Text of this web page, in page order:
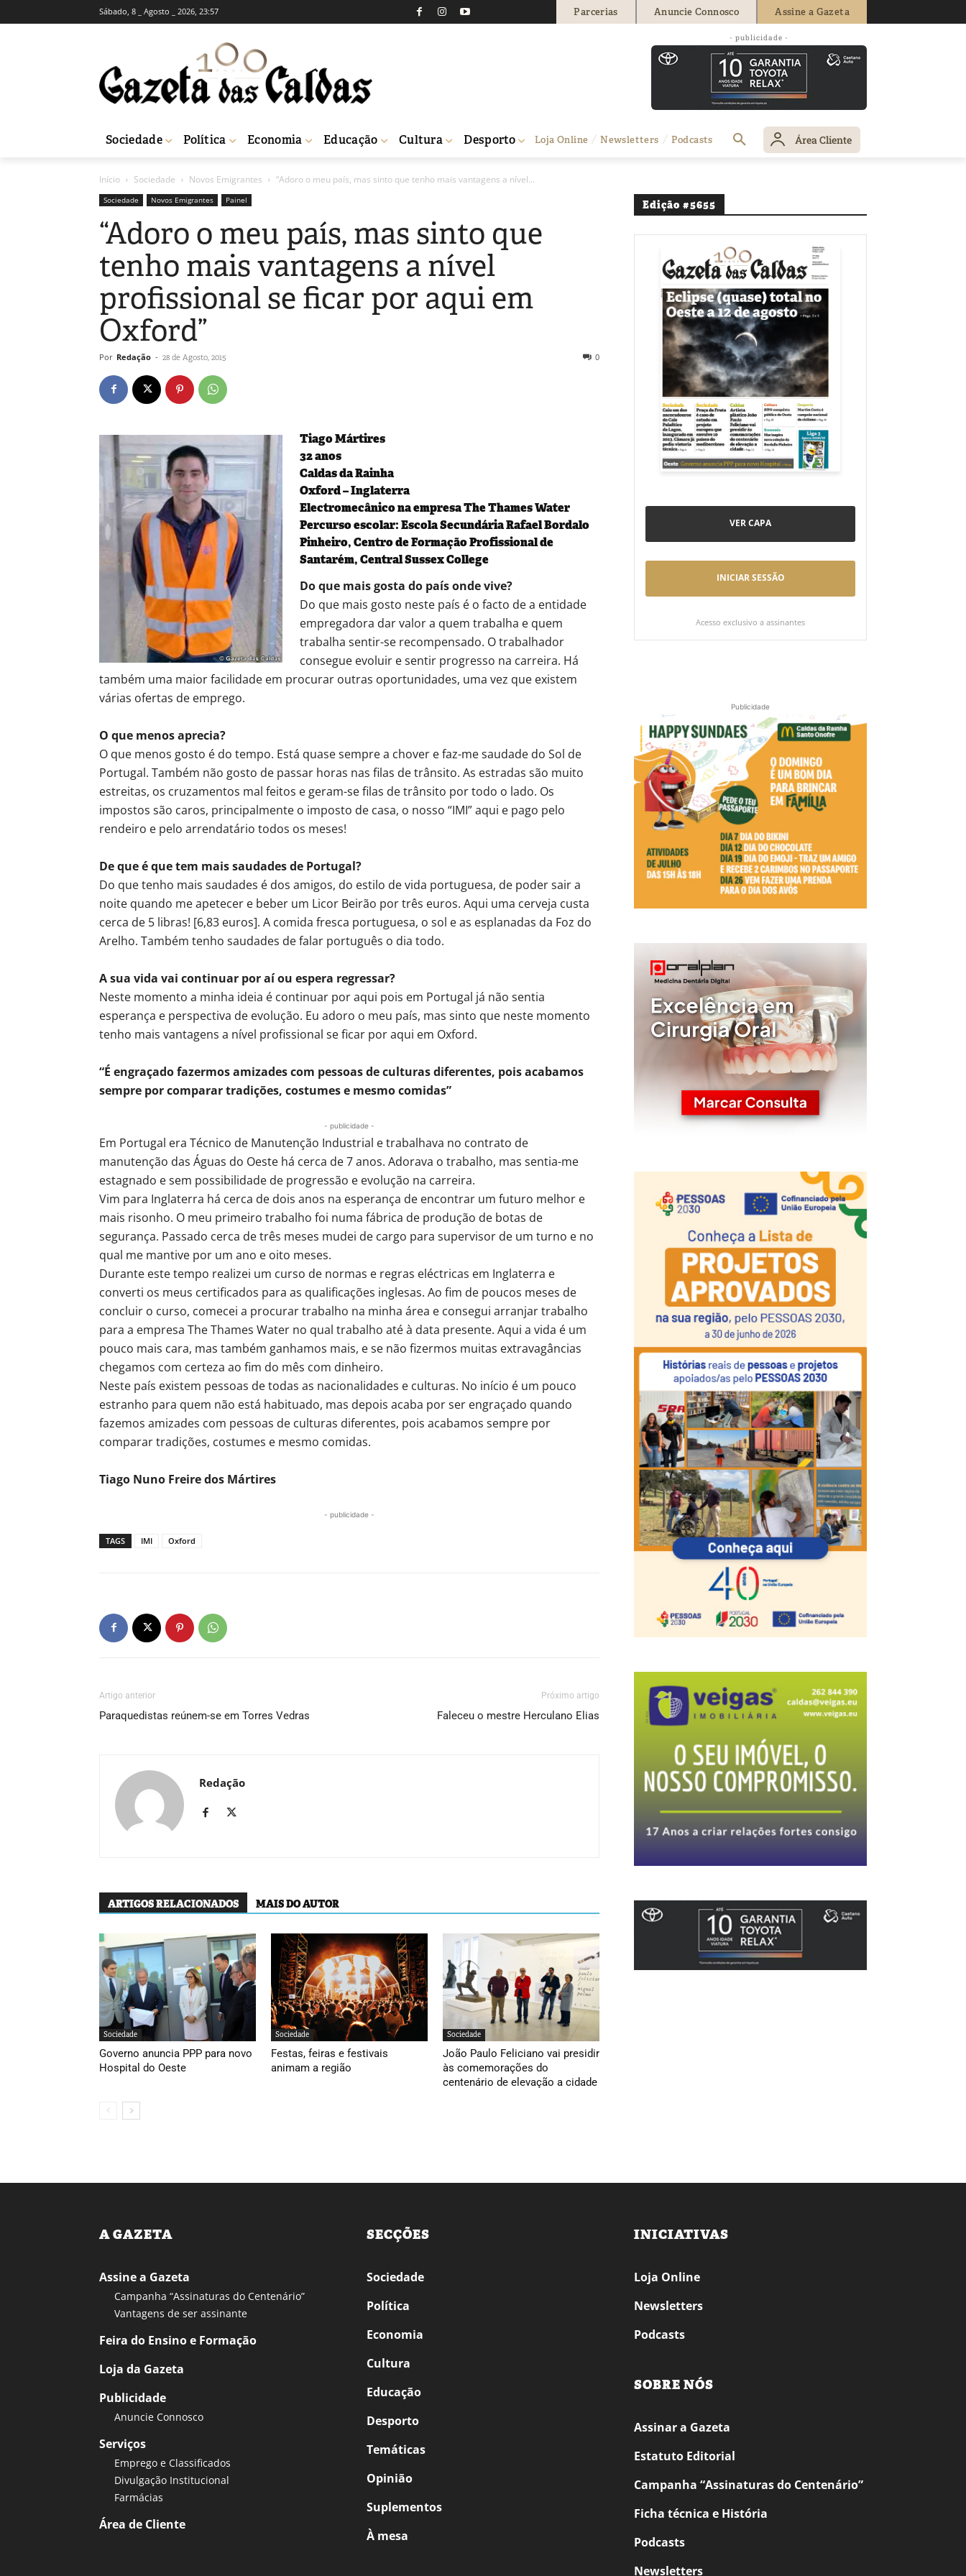
Sábado, 8 _ Agosto _ 2026, 23:57 Parcerias Anuncie Connosco Assine a Gazeta
- publicidade -
Sociedade Política Economia Educação Cultura Desporto Loja Online Newsletters Podcasts Área Cliente
Início Sociedade Novos Emigrantes “Adoro o meu país, mas sinto que tenho mais vantagens a nível...
Sociedade Novos Emigrantes Painel
“Adoro o meu país, mas sinto que
tenho mais vantagens a nível
profissional se ficar por aqui em
Oxford”
Por Redação - 28 de Agosto, 2015 0
Tiago Mártires
32 anos
Caldas da Rainha
Oxford – Inglaterra
Electromecânico na empresa The Thames Water
Percurso escolar: Escola Secundária Rafael Bordalo
Pinheiro, Centro de Formação Profissional de
Santarém, Central Sussex College
Do que mais gosta do país onde vive?
Do que mais gosto neste país é o facto de a entidade
empregadora dar valor a quem trabalha e quem
trabalha sentir-se recompensado. O trabalhador
consegue evoluir e sentir progresso na carreira. Há
também uma maior facilidade em procurar outras oportunidades, uma vez que existem
várias ofertas de emprego.
O que menos aprecia?
O que menos gosto é do tempo. Está quase sempre a chover e faz-me saudade do Sol de
Portugal. Também não gosto de passar horas nas filas de trânsito. As estradas são muito
estreitas, os cruzamentos mal feitos e geram-se filas de trânsito por todo o lado. Os
impostos são caros, principalmente o imposto de casa, o nosso “IMI” aqui e pago pelo
rendeiro e pelo arrendatário todos os meses!
De que é que tem mais saudades de Portugal?
Do que tenho mais saudades é dos amigos, do estilo de vida portuguesa, de poder sair a
noite quando me apetecer e beber um Licor Beirão por três euros. Aqui uma cerveja custa
cerca de 5 libras! [6,83 euros]. A comida fresca portuguesa, o sol e as esplanadas da Foz do
Arelho. Também tenho saudades de falar português o dia todo.
A sua vida vai continuar por aí ou espera regressar?
Neste momento a minha ideia é continuar por aqui pois em Portugal já não sentia
esperança e perspectiva de evolução. Eu adoro o meu país, mas sinto que neste momento
tenho mais vantagens a nível profissional se ficar por aqui em Oxford.
“É engraçado fazermos amizades com pessoas de culturas diferentes, pois acabamos
sempre por comparar tradições, costumes e mesmo comidas”
- publicidade -
Em Portugal era Técnico de Manutenção Industrial e trabalhava no contrato de
manutenção das Águas do Oeste há cerca de 7 anos. Adorava o trabalho, mas sentia-me
estagnado e sem possibilidade de progressão e evolução na carreira.
Vim para Inglaterra há cerca de dois anos na esperança de encontrar um futuro melhor e
mais risonho. O meu primeiro trabalho foi numa fábrica de produção de botas de
segurança. Passado cerca de três meses mudei de cargo para supervisor de um turno e no
qual me mantive por um ano e oito meses.
Durante este tempo realizei um curso de normas e regras eléctricas em Inglaterra e
converti os meus certificados para as qualificações inglesas. Ao fim de poucos meses de
concluir o curso, comecei a procurar trabalho na minha área e consegui arranjar trabalho
para a empresa The Thames Water no qual trabalho até à data presente. Aqui a vida é um
pouco mais cara, mas também ganhamos mais, e se não fizermos muitas extravagâncias
chegamos com certeza ao fim do mês com dinheiro.
Neste país existem pessoas de todas as nacionalidades e culturas. No início é um pouco
estranho para quem não está habituado, mas depois acaba por ser engraçado quando
fazemos amizades com pessoas de culturas diferentes, pois acabamos sempre por
comparar tradições, costumes e mesmo comidas.
Tiago Nuno Freire dos Mártires
- publicidade -
TAGS IMI Oxford
Artigo anterior
Paraquedistas reúnem-se em Torres Vedras
Próximo artigo
Faleceu o mestre Herculano Elias
Redação
ARTIGOS RELACIONADOS MAIS DO AUTOR
Sociedade
Governo anuncia PPP para novo
Hospital do Oeste
Sociedade
Festas, feiras e festivais
animam a região
Sociedade
João Paulo Feliciano vai presidir
às comemorações do
centenário de elevação a cidade
Edição #5655
VER CAPA
INICIAR SESSÃO
Acesso exclusivo a assinantes
Publicidade
A GAZETA
Assine a Gazeta
Campanha “Assinaturas do Centenário”
Vantagens de ser assinante
Feira do Ensino e Formação
Loja da Gazeta
Publicidade
Anuncie Connosco
Serviços
Emprego e Classificados
Divulgação Institucional
Farmácias
Área de Cliente
SECÇÕES
Sociedade
Política
Economia
Cultura
Educação
Desporto
Temáticas
Opinião
Suplementos
À mesa
INICIATIVAS
Loja Online
Newsletters
Podcasts
SOBRE NÓS
Assinar a Gazeta
Estatuto Editorial
Campanha “Assinaturas do Centenário”
Ficha técnica e História
Podcasts
Newsletters